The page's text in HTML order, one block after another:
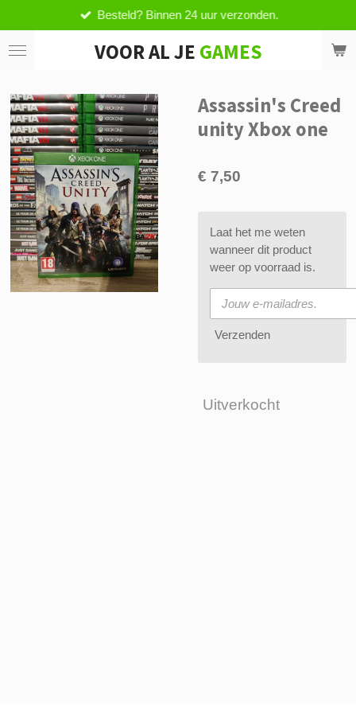
direct
naar
VOOR AL JE GAMES
Besteld? Binnen 24 uur verzonden.
Assassin's Creed
unity Xbox one
€ 7,50
Laat het me weten
wanneer dit product
weer op voorraad is.
Verzenden
Uitverkocht